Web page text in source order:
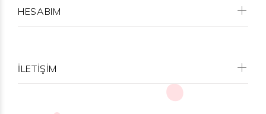
HESABIM
İLETİŞİM